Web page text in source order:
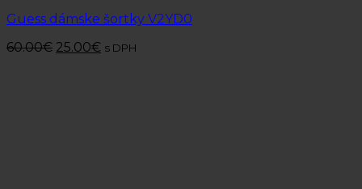
Guess dámske šortky V2YD0
60.00€ 25.00€ s DPH